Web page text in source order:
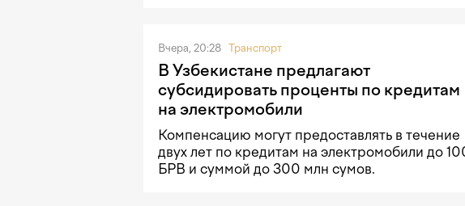
Вчера, 20:28 Транспорт
В Узбекистане предлагают
субсидировать проценты по кредитам
на электромобили
Компенсацию могут предоставлять в течение
двух лет по кредитам на электромобили до
БРВ и суммой до 300 млн сумов.